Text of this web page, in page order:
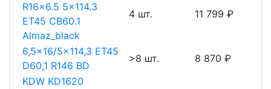
R16x6.5 5x114.3
ET45 CB60.1
Almaz_black
4 шт. 11 799 ₽
6,5x16/5x114,3 ET45
D60,1 R146 BD
>8 шт.
8 870 ₽
KDW KD1620